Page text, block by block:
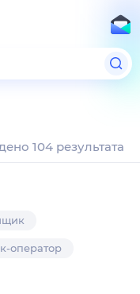
104 результата
оператор